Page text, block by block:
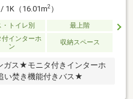
1K（16.01m2）
・トイレ別 最上階
付インターホ
ン
収納スペース
ス★モニタ付きインターホ
焚き機能付きバス★